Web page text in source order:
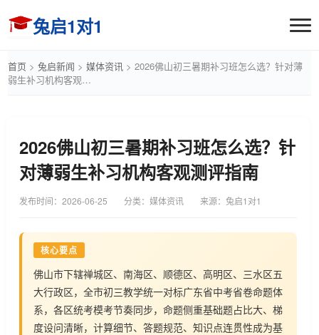
兔启1对1
首页 > 兔启新闻 > 媒体资讯 > 2026佛山初三暑期补习班怎么选？针对薄
弱生补习机构客观…
2026佛山初三暑期补习班怎么选？针
对薄弱生补习机构客观测评指南
发布时间： 2026-06-25 分类：媒体资讯 来源：兔启1对1
核心要点
佛山市下辖禅城区、南海区、顺德区、高明区、三水区五
大行政区，全市初三教学统一对标广东省中考省卷命题体
系，各区统考模考节奏同步，命题侧重基础题占比大、梯
度设问清晰，计算细节、答题规范、知识点连贯性成为基